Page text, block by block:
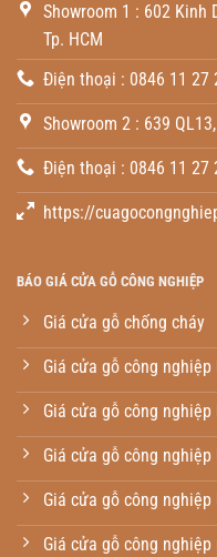
Showroom 1 : 602 Kinh
Tp. HCM
Điện thoại : 0846 11 27
Showroom 2 : 639
Điện thoại : 0846 11 27
https://
BÁO GIÁ CỬA GỖ CÔNG NGHIỆP
Giá cửa gỗ chống cháy
Giá cửa gỗ công nghiệp
Giá cửa gỗ công
Giá cửa gỗ công nghiệp
Giá cửa gỗ công nghiệp
Giá cửa gỗ công